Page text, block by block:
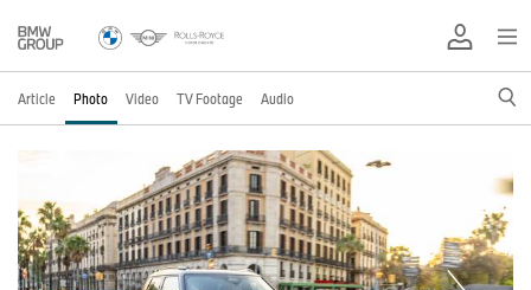
Article Photo Video TV Footage Audio